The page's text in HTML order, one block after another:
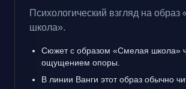
Психологический взгляд на образ
школа».
Сюжет с образом «Смелая школа»
ощущением опоры.
В линии Ванги этот образ обычно